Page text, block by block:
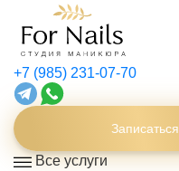
+7 (985) 231-07-70
Записаться
Все услуги